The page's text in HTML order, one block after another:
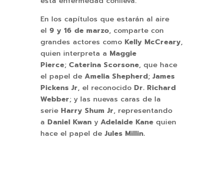
En los capítulos que estarán al aire
el 9 y 16 de marzo, comparte con
grandes actores como Kelly McCreary,
quien interpreta a Maggie
Pierce; Caterina Scorsone, que hace
el papel de Amelia Shepherd; James
Pickens Jr, el reconocido Dr. Richard
Webber; y las nuevas caras de la
serie Harry Shum Jr, representando
a Daniel Kwany Adelaide Kanequien
hace el papel de Jules Millin.